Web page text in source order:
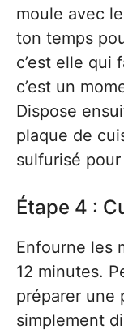
moule avec
ton temps
c’est elle qui
c’est un
Dispose
plaque de
sulfurisé
Étape 4 :
Enfourne les
12 minutes.
préparer une
simplement